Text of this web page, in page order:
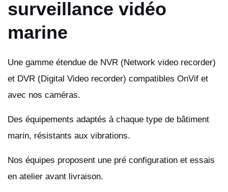
surveillance vidéo
marine
Une gamme étendue de NVR (Network video recorder)
et DVR (Digital Video recorder) compatibles OnVif et
avec nos caméras.
Des équipements adaptés à chaque type de bâtiment
marin, résistants aux vibrations.
Nos équipes proposent une pré configuration et essais
en atelier avant livraison.